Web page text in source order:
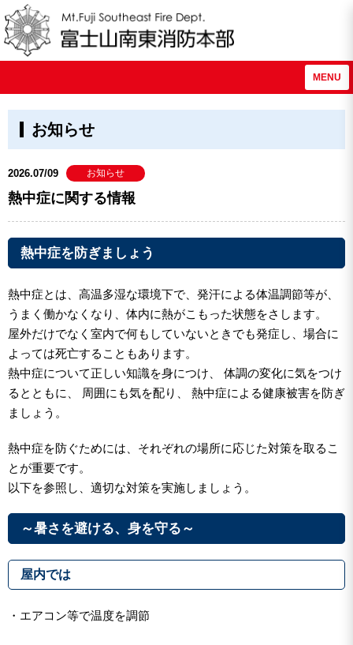
MENU
お知らせ
2026.07/09 お知らせ
熱中症に関する情報
熱中症を防ぎましょう
熱中症とは、高温多湿な環境下で、発汗による体温調節等が、
うまく働かなくなり、体内に熱がこもった状態をさします。
屋外だけでなく室内で何もしていないときでも発症し、場合に
よっては死亡することもあります。
熱中症について正しい知識を身につけ、 体調の変化に気をつけ
るとともに、 周囲にも気を配り、 熱中症による健康被害を防ぎ
ましょう。
熱中症を防ぐためには、それぞれの場所に応じた対策を取るこ
とが重要です。
以下を参照し、適切な対策を実施しましょう。
～暑さを避ける、身を守る～
屋内では
・エアコン等で温度を調節